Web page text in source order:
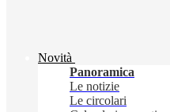
Novità
Panoramica
Le notizie
Le circolari